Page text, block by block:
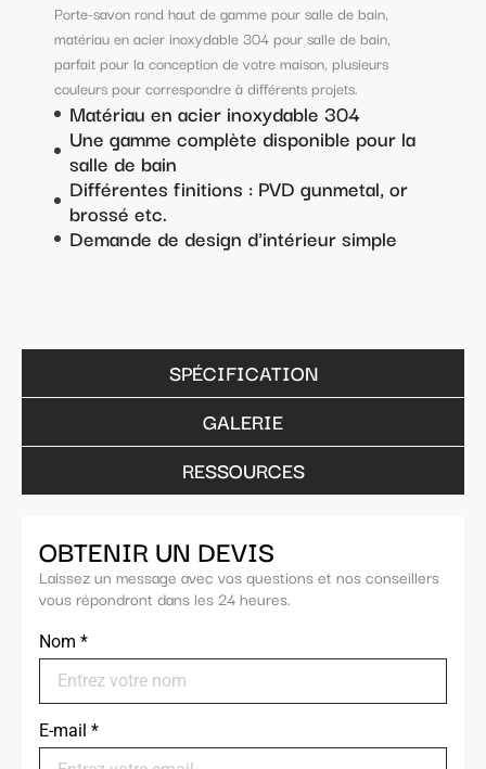
SPÉCIFICATION
GALERIE
RESSOURCES
Porte-savon rond haut de gamme pour salle de bain,
matériau en acier inoxydable 304 pour salle de bain,
parfait pour la conception de votre maison, plusieurs
couleurs pour correspondre à différents projets.
Matériau en acier inoxydable 304
Une gamme complète disponible pour la
salle de bain
Différentes finitions : PVD gunmetal, or
brossé etc.
Demande de design d'intérieur simple
OBTENIR UN DEVIS
Laissez un message avec vos questions et nos conseillers
vous répondront dans les 24 heures.
Nom *
E-mail *